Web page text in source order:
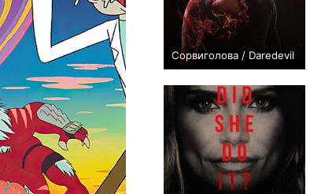
Сорвиголова / Daredevil
+2971 44 6941